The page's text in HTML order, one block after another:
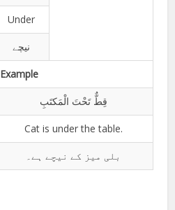
Under
نیچے
Example
قِطٌّ تَحْتَ الْمَکتَبِ
Cat is under the table.
بلی میز کے نیچے ہے۔